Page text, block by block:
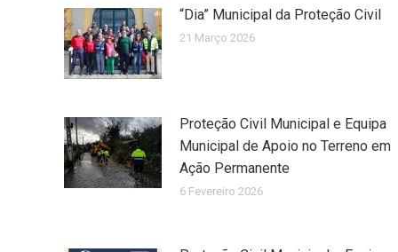
“Dia” Municipal da Proteção Civil
21 Março 2026
Proteção Civil Municipal e Equipa
Municipal de Apoio no Terreno em
Ação Permanente
6 Fevereiro 2026